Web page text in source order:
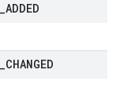
ADDED
CHANGED